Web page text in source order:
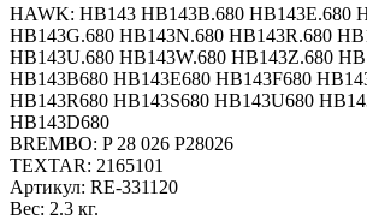
HAWK: HB143 HB143B.680 HB143E.680
HB143G.680 HB143N.680 HB143R.680
HB143U.680 HB143W.680 HB143Z.680
HB143B680 HB143E680 HB143F680
HB143R680 HB143S680 HB143U680
HB143D680
BREMBO: P 28 026 P28026
TEXTAR: 2165101
Артикул: RE-331120
Вес: 2.3 кг.